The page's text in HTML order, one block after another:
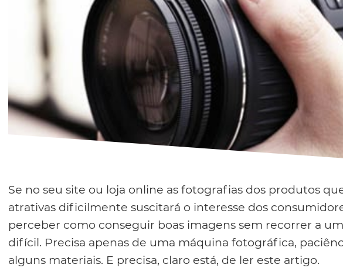
Se no seu site ou loja online as fotografias dos produtos
atrativas dificilmente suscitará o interesse dos
perceber como conseguir boas imagens sem recorrer a
difícil. Precisa apenas de uma máquina fotográfica,
alguns materiais. E precisa, claro está, de ler este artigo.